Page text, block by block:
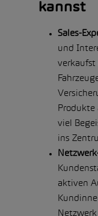
kannst
Sales-
und
verkaufst
Produkte
viel
ins
aktiven